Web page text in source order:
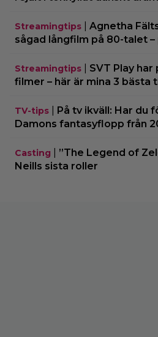
Streamingtips
Agnetha
sågad långfilm på 80-talet –
Streamingtips
SVT Play har
filmer – här är mina 3 bästa
TV-tips
På tv ikväll: Har du
Damons fantasyflopp från
Casting
”The Legend of
Neills sista roller